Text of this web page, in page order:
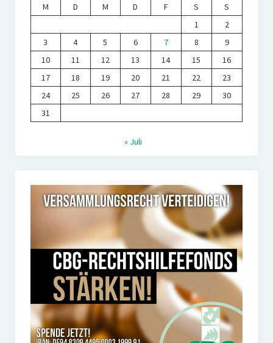
M D M D F S
S
1
2
3
4 5 6 7 8
9
10
11 12 13 14 15
16
17
18 19 20 21 22
23
24
25 26 27 28 29
30
31
« Juli